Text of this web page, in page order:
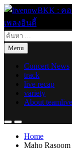
Skip
content
livenowBKK : คอน
อินดี้
live for today
ค้นหา
สำหรับ:
Menu
Concert News
track
live recap
variety
About
Home
Maho Rasoom